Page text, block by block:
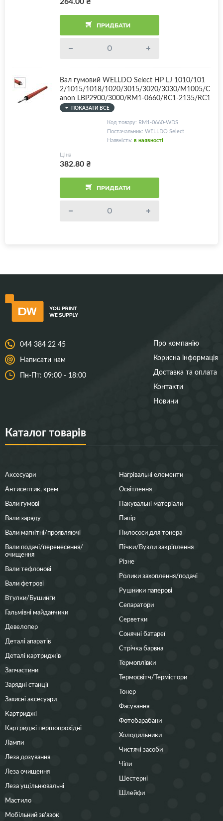
ПРИДБАТИ
Вал гумовий WELLDO Select HP LJ 1010/101
2/1015/1018/1020/3015/3020/3030/M1005/C
anon LBP2900/3000/RM1-0660/RC1-2135/RC1
-2136, 60K!
ПОКАЗАТИ ВСЕ
Код товару: RM1-0660-WDS
Постачальник: WELLDO Select
Наявність: в наявності
Ціна
382.80₴
ПРИДБАТИ
044 384 22 45
Написати нам
Пн-Пт: 09:00 - 18:00
Про компанію
Корисна інформація
Доставка та оплата
Контакти
Новини
Каталог товарів
Аксесуари
Антисептик, крем
Вали гумові
Вали заряду
Вали магнітні/проявляючі
Вали подачі/перенесення/
очищення
Вали тефлонові
Вали фетрові
Втулки/Бушинги
Гальмівні майданчики
Девелопер
Деталі апаратів
Деталі картриджів
Запчастини
Зарядні станції
Захисні аксесуари
Картриджі
Картриджі першопрохідні
Лампи
Леза дозування
Леза очищення
Леза ущільнювальні
Мастило
Мобільний зв’язок
Нагрівальні елементи
Освітлення
Пакувальні матеріали
Папір
Пилососи для тонера
Пічки/Вузли закріплення
Різне
Ролики захоплення/подачі
Рушники паперові
Сепаратори
Серветки
Сонячні батареї
Стрічка барвна
Термоплівки
Термосвітч/Термістори
Тонер
Фасування
Фотобарабани
Холодильники
Чистячі засоби
Чіпи
Шестерні
Шлейфи